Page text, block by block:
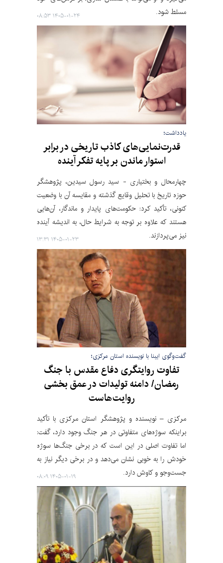
مسلط شود.
۱۴۰۵-۰۱-۲۴ ۰۸:۵۳
یادداشت؛
قدرت‌نمایی‌های کاذب تاریخی در برابر
استوار ماندن بر پایه تفکر آینده
چهارمحال و بختیاری - سید رسول سیدین، پژوهشگر
حوزه تاریخ با تحلیل وقایع گذشته و مقایسه آن با وضعیت
کنونی، تأکید کرد: حکومت‌های پایدار و ماندگار، آن‌هایی
هستند که علاوه بر توجه به شرایط حال، به اندیشه آینده
نیز می‌پردازند.
۱۴۰۵-۰۱-۲۳ ۱۳:۳۱
گفت‌وگوی ایبنا با نویسنده استان مرکزی؛
تفاوت روایتگری دفاع مقدس با جنگ
رمضان/ دامنه تولیدات در عمق بخشی
روایت‌هاست
مرکزی – نویسنده و پژوهشگر استان مرکزی با تأکید
براینکه سوژه‌های متفاوتی در هر جنگ وجود دارد، گفت:
اما تفاوت اصلی در این است که در برخی جنگ‌ها سوژه
خودش را به خوبی نشان می‌دهد و در برخی دیگر نیاز به
جست‌وجو و کاوش دارد.
۱۴۰۵-۰۱-۱۹ ۰۸:۰۹